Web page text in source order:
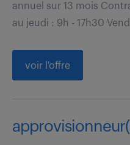
annuel sur 13 mois
au jeudi : 9h - 17h30
voir l'offre